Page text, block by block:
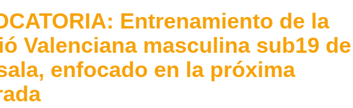
Entrenamiento de la
Valenciana masculina sub19 de
enfocado en la próxima